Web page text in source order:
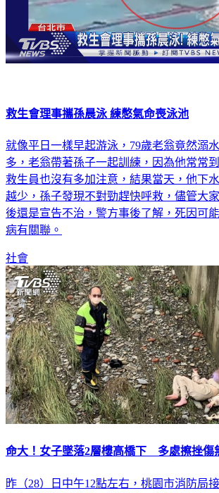
救生會理事攜孫晨泳 練憋氣命喪泳池
就像平日一樣早起游泳，79歲老翁竟然溺
多，老翁帶著孫子一起訓練，因為他常常
救生員也沒有多加注意，結果當天，他下
越少，孫子發現不對勁趕快呼救，儘管大
後還是宣告不治，警方事後了解，死因可
病有關聯。
社會
命大！女子墜落2層樓高橋下 多處擦挫傷
昨（28）日中午12點左右，桃園市消防局